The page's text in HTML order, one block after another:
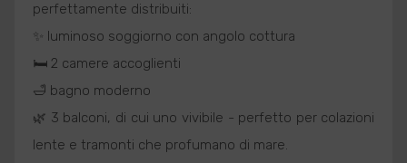
perfettamente distribuiti:
✨ luminoso soggiorno con angolo cottura
🛏️ 2 camere accoglienti
🛁 bagno moderno
🌿 3 balconi, di cui uno vivibile - perfetto per colazioni
lente e tramonti che profumano di mare.